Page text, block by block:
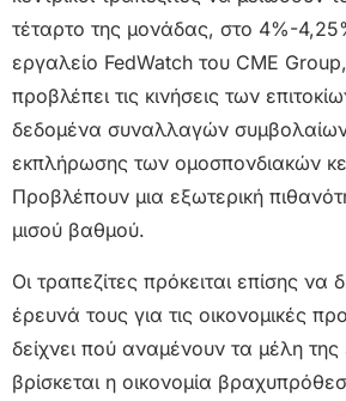
τέταρτο της μονάδας, στο 4%-
εργαλείο FedWatch του CME
προβλέπει τις κινήσεις των
δεδομένα συναλλαγών συμβολαίων
εκπλήρωσης των ομοσπονδιακών
Προβλέπουν μια εξωτερική
μισού βαθμού.
Οι τραπεζίτες πρόκειται επίσης να
έρευνά τους για τις οικονομικές
δείχνει πού αναμένουν τα μέλη της
βρίσκεται η οικονομία